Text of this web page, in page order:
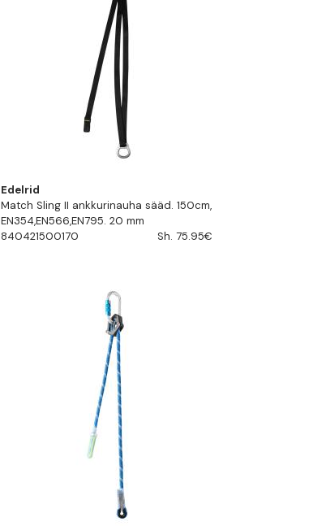
Edelrid
Match Sling II ankkurinauha sääd. 150cm,
EN354,EN566,EN795. 20 mm
840421500170
Sh. 75.95€